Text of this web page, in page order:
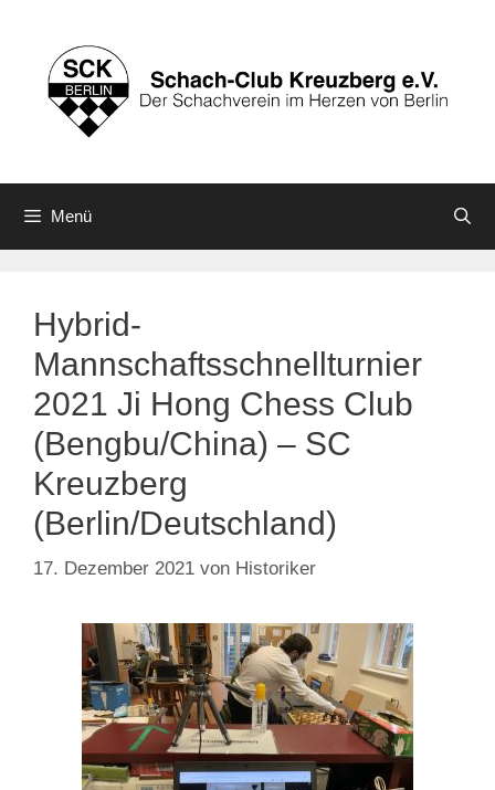
springen
Menü
Hybrid-
Mannschaftsschnellturnier
2021 Ji Hong Chess Club
(Bengbu/China) – SC
Kreuzberg
(Berlin/Deutschland)
17. Dezember 2021 von Historiker